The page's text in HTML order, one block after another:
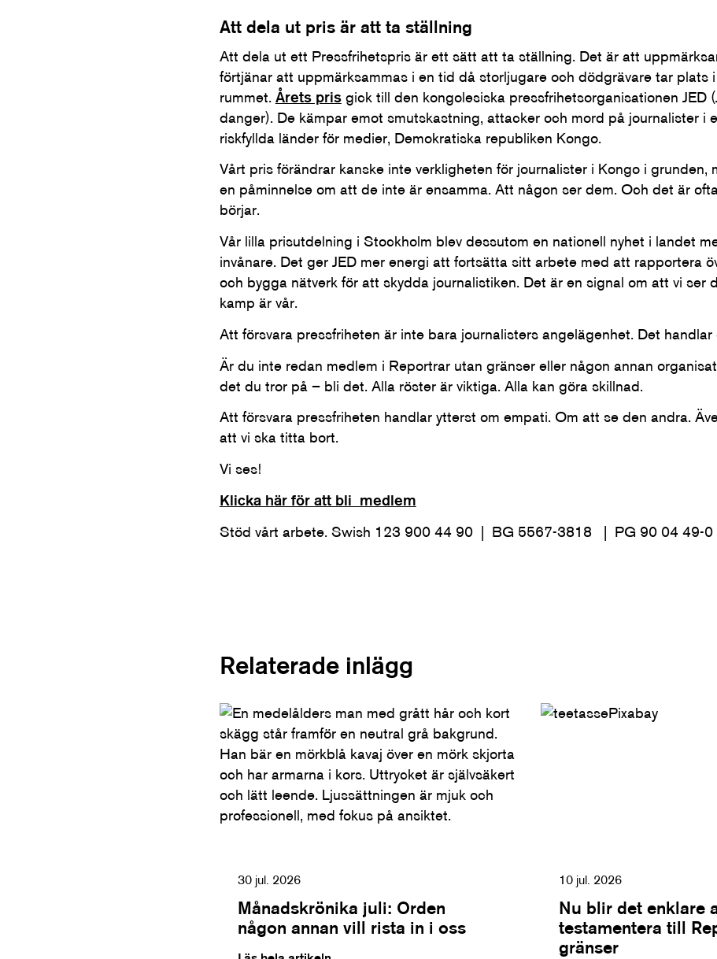
Att dela ut pris är att ta ställning
Att dela ut ett Pressfrihetspris är ett sätt att ta ställning. Det är att
förtjänar att uppmärksammas i en tid då storljugare och dödgrävare tar plats
rummet. Årets prisgick till den kongolesiska pressfrihetsorganisationen JED
danger). De kämpar emot smutskastning, attacker och mord på journalister i
riskfyllda länder för medier, Demokratiska republiken Kongo.
Vårt pris förändrar kanske inte verkligheten för journalister i Kongo i grunden,
en påminnelse om att de inte är ensamma. Att någon ser dem. Och det är
börjar.
Vår lilla prisutdelning i Stockholm blev dessutom en nationell nyhet i landet
invånare. Det ger JED mer energi att fortsätta sitt arbete med att rapportera
och bygga nätverk för att skydda journalistiken. Det är en signal om att vi ser
kamp är vår.
Att försvara pressfriheten är inte bara journalisters angelägenhet. Det handlar
Är du inte redan medlem i Reportrar utan gränser eller någon annan
det du tror på – bli det. Alla röster är viktiga. Alla kan göra skillnad.
Att försvara pressfriheten handlar ytterst om empati. Om att se den andra.
att vi ska titta bort.
Vi ses!
Klicka här för att bli medlem
Stöd vårt arbete. Swish 123 900 44 90 | BG 5567-3818 | PG 90 04 49-0
Relaterade inlägg
30 jul. 2026
Månadskrönika juli: Orden
någon annan vill rista in i oss
10 jul. 2026
Nu blir det enklare
testamentera till
gränser